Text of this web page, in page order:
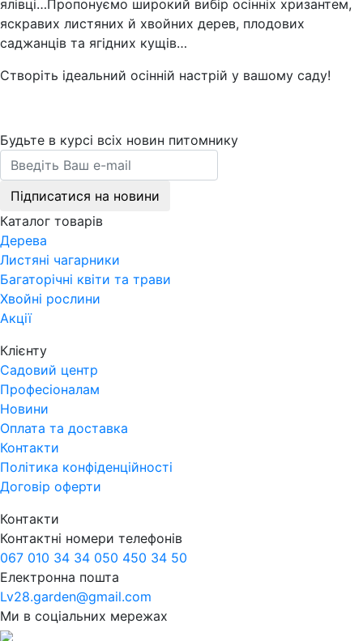
ялівці…Пропонуємо широкий вибір осінніх хризантем,
яскравих листяних й хвойних дерев, плодових
саджанців та ягідних кущів…
Створіть ідеальний осінній настрій у вашому саду!
Будьте в курсі всіх новин питомнику
Підписатися на новини
Каталог товарів
Дерева
Листяні чагарники
Багаторічні квіти та трави
Хвойні рослини
Акції
Клієнту
Садовий центр
Професіоналам
Новини
Оплата та доставка
Контакти
Політика конфіденційності
Договір оферти
Контакти
Контактні номери телефонів
067 010 34 34 050 450 34 50
Електронна пошта
Lv28.garden@gmail.com
Ми в соціальних мережах